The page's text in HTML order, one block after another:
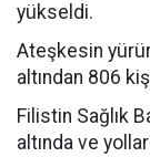
yükseldi.
Ateşkesin
altından 806
Filistin Sağlık
altında ve